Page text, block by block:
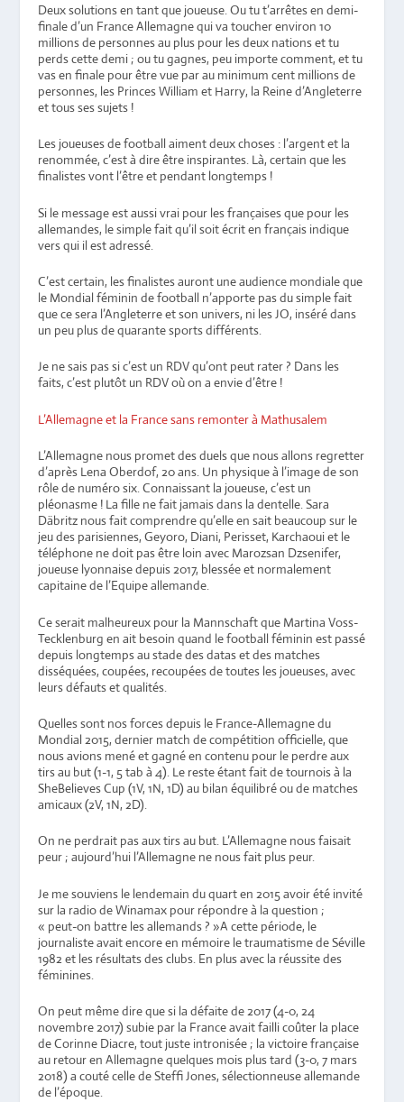
Deux solutions en tant que joueuse. Ou tu t’arrêtes en demi-
finale d’un France Allemagne qui va toucher environ 10
millions de personnes au plus pour les deux nations et tu
perds cette demi ; ou tu gagnes, peu importe comment, et tu
vas en finale pour être vue par au minimum cent millions de
personnes, les Princes William et Harry, la Reine d’Angleterre
et tous ses sujets !
Les joueuses de football aiment deux choses : l’argent et la
renommée, c’est à dire être inspirantes. Là, certain que les
finalistes vont l’être et pendant longtemps !
Si le message est aussi vrai pour les françaises que pour les
allemandes, le simple fait qu’il soit écrit en français indique
vers qui il est adressé.
C’est certain, les finalistes auront une audience mondiale que
le Mondial féminin de football n’apporte pas du simple fait
que ce sera l’Angleterre et son univers, ni les JO, inséré dans
un peu plus de quarante sports différents.
Je ne sais pas si c’est un RDV qu’ont peut rater ? Dans les
faits, c’est plutôt un RDV où on a envie d’être !
L’Allemagne et la France sans remonter à Mathusalem
L’Allemagne nous promet des duels que nous allons regretter
d’après Lena Oberdof, 20 ans. Un physique à l’image de son
rôle de numéro six. Connaissant la joueuse, c’est un
pléonasme ! La fille ne fait jamais dans la dentelle. Sara
Däbritz nous fait comprendre qu’elle en sait beaucoup sur le
jeu des parisiennes, Geyoro, Diani, Perisset, Karchaoui et le
téléphone ne doit pas être loin avec Marozsan Dzsenifer,
joueuse lyonnaise depuis 2017, blessée et normalement
capitaine de l’Equipe allemande.
Ce serait malheureux pour la Mannschaft que Martina Voss-
Tecklenburg en ait besoin quand le football féminin est passé
depuis longtemps au stade des datas et des matches
disséquées, coupées, recoupées de toutes les joueuses, avec
leurs défauts et qualités.
Quelles sont nos forces depuis le France-Allemagne du
Mondial 2015, dernier match de compétition officielle, que
nous avions mené et gagné en contenu pour le perdre aux
tirs au but (1-1, 5 tab à 4). Le reste étant fait de tournois à la
SheBelieves Cup (1V, 1N, 1D) au bilan équilibré ou de matches
amicaux (2V, 1N, 2D).
On ne perdrait pas aux tirs au but. L’Allemagne nous faisait
peur ; aujourd’hui l’Allemagne ne nous fait plus peur.
Je me souviens le lendemain du quart en 2015 avoir été invité
sur la radio de Winamax pour répondre à la question ;
« peut-on battre les allemands ? »A cette période, le
journaliste avait encore en mémoire le traumatisme de Séville
1982 et les résultats des clubs. En plus avec la réussite des
féminines.
On peut même dire que si la défaite de 2017 (4-0, 24
novembre 2017) subie par la France avait failli coûter la place
de Corinne Diacre, tout juste intronisée ; la victoire française
au retour en Allemagne quelques mois plus tard (3-0, 7 mars
2018) a couté celle de Steffi Jones, sélectionneuse allemande
de l’époque.